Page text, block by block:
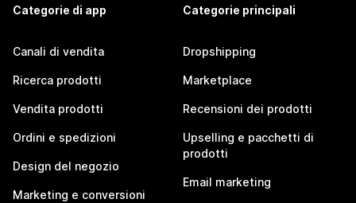
Categorie di app
Canali di vendita
Ricerca prodotti
Vendita prodotti
Ordini e spedizioni
Design del negozio
Marketing e conversioni
Categorie principali
Dropshipping
Marketplace
Recensioni dei prodotti
Upselling e pacchetti di
prodotti
Email marketing